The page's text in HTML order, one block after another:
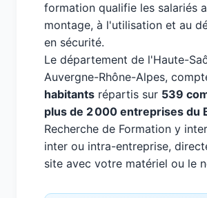
formation qualifie les salariés
montage, à l'utilisation et au
en sécurité.
Le département de l'Haute-
Auvergne-Rhône-Alpes,
habitants répartis sur 539
plus de 2 000 entreprises du
Recherche de Formation y
inter ou intra-entreprise,
site avec votre matériel ou le